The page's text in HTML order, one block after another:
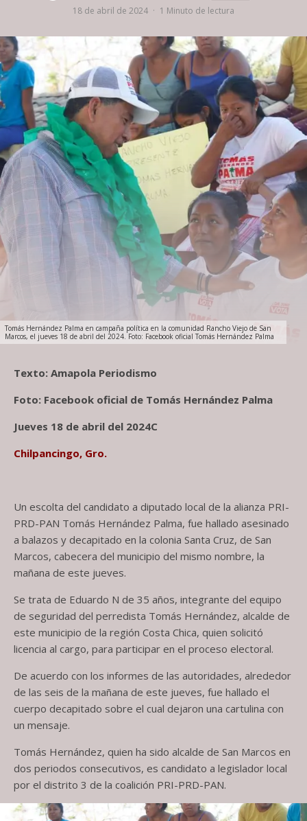
18 de abril de 2024 · 1 Minuto de lectura
Tomás Hernández Palma en campaña política en la comunidad Rancho Viejo de San
Marcos, el jueves 18 de abril del 2024. Foto: Facebook oficial Tomás Hernández Palma
Texto: Amapola Periodismo
Foto: Facebook oficial de Tomás Hernández Palma
Jueves 18 de abril del 2024C
Chilpancingo, Gro.
Un escolta del candidato a diputado local de la alianza PRI-
PRD-PAN Tomás Hernández Palma, fue hallado asesinado
a balazos y decapitado en la colonia Santa Cruz, de San
Marcos, cabecera del municipio del mismo nombre, la
mañana de este jueves.
Se trata de Eduardo N de 35 años, integrante del equipo
de seguridad del perredista Tomás Hernández, alcalde de
este municipio de la región Costa Chica, quien solicitó
licencia al cargo, para participar en el proceso electoral.
De acuerdo con los informes de las autoridades, alrededor
de las seis de la mañana de este jueves, fue hallado el
cuerpo decapitado sobre el cual dejaron una cartulina con
un mensaje.
Tomás Hernández, quien ha sido alcalde de San Marcos en
dos periodos consecutivos, es candidato a legislador local
por el distrito 3 de la coalición PRI-PRD-PAN.